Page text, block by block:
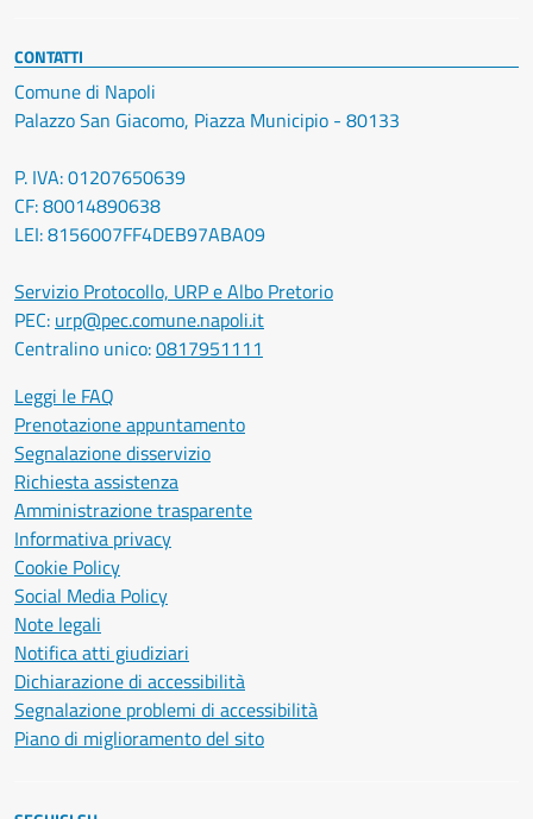
CONTATTI
Comune di Napoli
Palazzo San Giacomo, Piazza Municipio - 80133
P. IVA: 01207650639
CF: 80014890638
LEI: 8156007FF4DEB97ABA09
Servizio Protocollo, URP e Albo Pretorio
PEC: urp@pec.comune.napoli.it
Centralino unico:0817951111
Leggi le FAQ
Prenotazione appuntamento
Segnalazione disservizio
Richiesta assistenza
Amministrazione trasparente
Informativa privacy
Cookie Policy
Social Media Policy
Note legali
Notifica atti giudiziari
Dichiarazione di accessibilità
Segnalazione problemi di accessibilità
Piano di miglioramento del sito